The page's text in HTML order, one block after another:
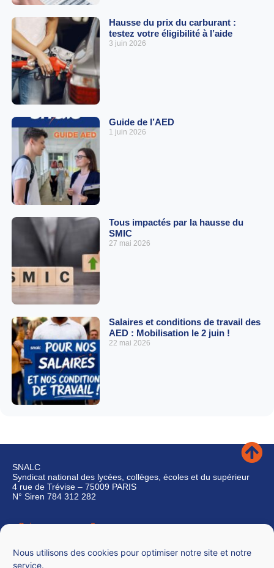
Nous utilisons des cookies pour optimiser notre site et notre
service.
Hausse du prix du carburant :
testez votre éligibilité à l’aide
3 juin 2026
Guide de l’AED
1 juin 2026
Tous impactés par la hausse du
SMIC
27 mai 2026
Salaires et conditions de travail des
AED : Mobilisation le 2 juin !
22 mai 2026
SNALC
Syndicat national des lycées, collèges, écoles et du supérieur
4 rue de Trévise – 75009 PARIS
N° Siren 784 312 282
Qui sommes-nous ?